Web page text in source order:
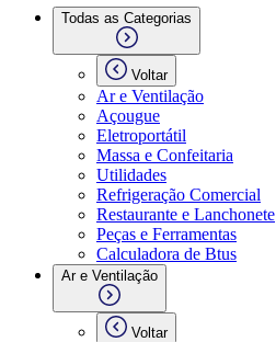
Todas as Categorias
Voltar
Ar e Ventilação
Açougue
Eletroportátil
Massa e Confeitaria
Utilidades
Refrigeração Comercial
Restaurante e Lanchonete
Peças e Ferramentas
Calculadora de Btus
Ar e Ventilação
Voltar